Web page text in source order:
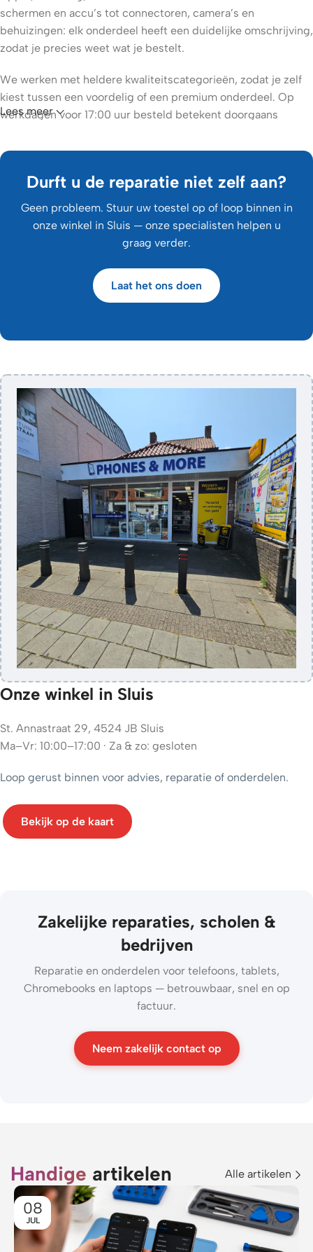
schermen en accu’s tot connectoren, camera’s en
behuizingen: elk onderdeel heeft een duidelijke omschrijving,
zodat je precies weet wat je bestelt.
We werken met heldere kwaliteitscategorieën, zodat je zelf
kiest tussen een voordelig of een premium onderdeel. Op
werkdagen voor 17:00 uur besteld betekent doorgaans
Zelf repareren of laten doen?
het bijbehorende reparatiegereedschap voer je veel
reparaties prima zelf uit. Kijk altijd eerst goed welk exact
model je hebt voordat je bestelt – zo voorkom je
Durf je het niet zelf aan of heb je er geen tijd voor? Dan
verzorgen wij de reparatie graag voor je. Tegen een meerprijs
monteren onze specialisten het onderdeel vakkundig, zodat
Lees meer
Durft u de reparatie niet zelf aan?
Geen probleem. Stuur uw toestel op of loop binnen in
onze winkel in Sluis — onze specialisten helpen u
graag verder.
Laat het ons doen
Onze winkel in Sluis
St. Annastraat 29, 4524 JB Sluis
Ma–Vr: 10:00–17:00 · Za & zo: gesloten
Loop gerust binnen voor advies, reparatie of onderdelen.
Bekijk op de kaart
Zakelijke reparaties, scholen &
bedrijven
Reparatie en onderdelen voor telefoons, tablets,
Chromebooks en laptops — betrouwbaar, snel en op
factuur.
Neem zakelijk contact op
Handige artikelen Alle artikelen
08
JUL